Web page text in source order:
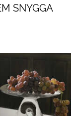
SNYGGA